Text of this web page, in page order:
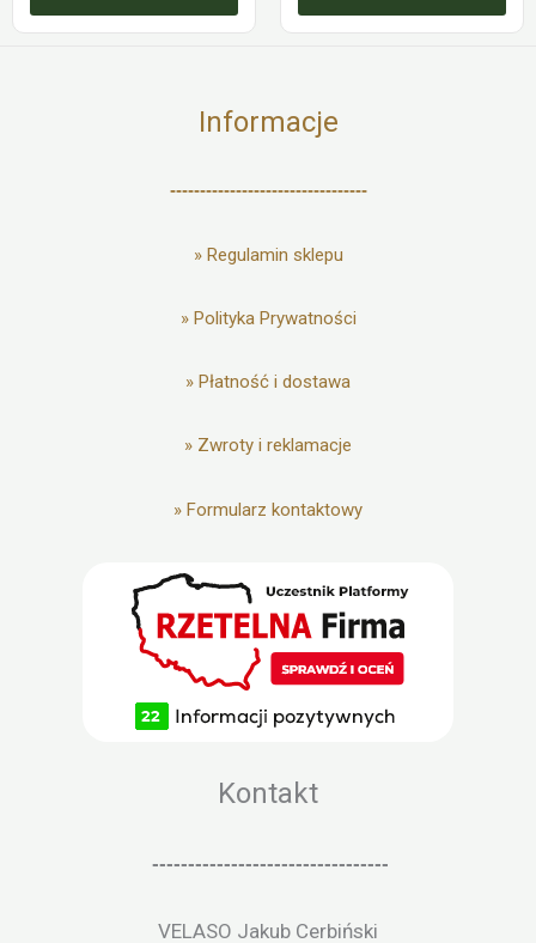
Informacje
---------------------------------
» Regulamin sklepu
» Polityka Prywatności
» Płatność i dostawa
» Zwroty i reklamacje
» Formularz kontaktowy
Kontakt
---------------------------------
VELASO Jakub Cerbiński